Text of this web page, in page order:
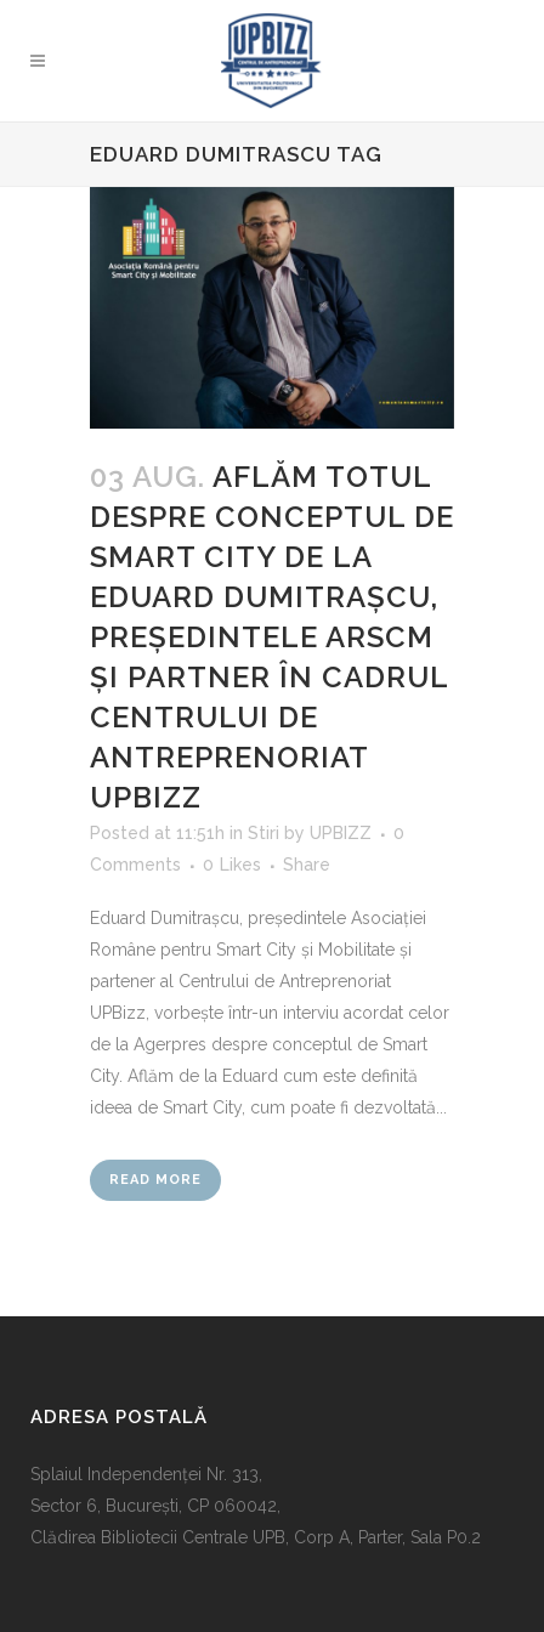
EDUARD DUMITRASCU TAG
03 AUG. AFLĂM TOTUL
DESPRE CONCEPTUL DE
SMART CITY DE LA
EDUARD DUMITRAȘCU,
PREȘEDINTELE ARSCM
ȘI PARTNER ÎN CADRUL
CENTRULUI DE
ANTREPRENORIAT
UPBIZZ
Posted at 11:51h in Stiri by UPBIZZ
0
Comments
0 Likes Share
Eduard Dumitrașcu, președintele Asociației
Române pentru Smart City și Mobilitate și
partener al Centrului de Antreprenoriat
UPBizz, vorbește într-un interviu acordat celor
de la Agerpres despre conceptul de Smart
City. Aflăm de la Eduard cum este definită
ideea de Smart City, cum poate fi dezvoltată...
READ MORE
ADRESA POSTALĂ
Splaiul Independenţei Nr. 313,
Sector 6, Bucureşti, CP 060042,
Clădirea Bibliotecii Centrale UPB, Corp A, Parter, Sala P0.2